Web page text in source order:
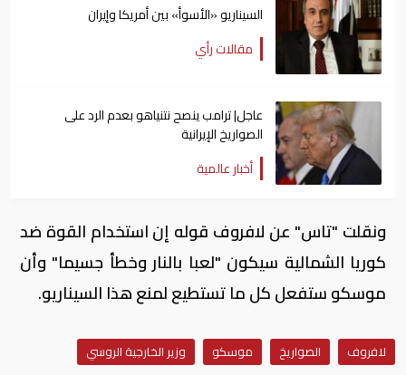
السيناريو «الأسوأ» بين أمريكا وإيران
مقالات رأي
عاجل| ترامب ينصح نتنياهو بعدم الرد على
الصواريخ الإيرانية
أخبار عالمية
ونقلت "تاس" عن لافروف قوله إن استخدام القوة ضد
كوريا الشمالية سيكون "لعبا بالنار وخطأ جسيما" وأن
موسكو ستفعل كل ما تستطيع لمنع هذا السيناريو.
لافروف الصواريخ موسكو
وزير الخارجية الروسي